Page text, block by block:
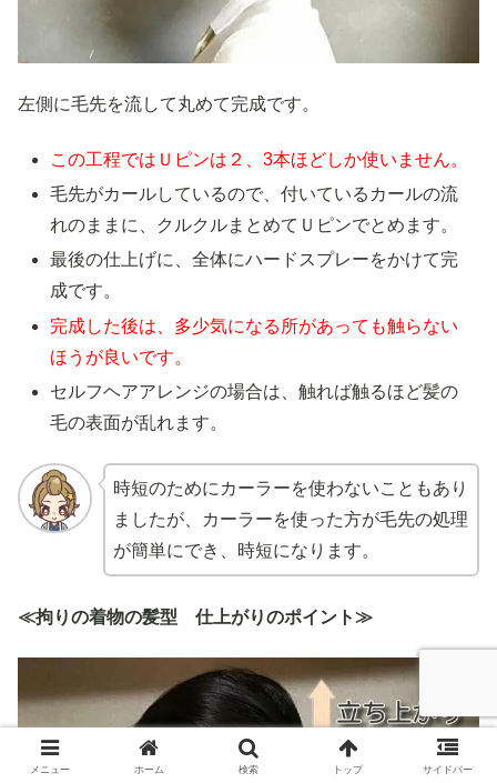
左側に毛先を流して丸めて完成です。
この工程ではＵピンは２、3本ほどしか使いません。
毛先がカールしているので、付いているカールの流
れのままに、クルクルまとめてＵピンでとめます。
最後の仕上げに、全体にハードスプレーをかけて完
成です。
完成した後は、多少気になる所があっても触らない
ほうが良いです。
セルフヘアアレンジの場合は、触れば触るほど髪の
毛の表面が乱れます。
時短のためにカーラーを使わないこともあり
ましたが、カーラーを使った方が毛先の処理
が簡単にでき、時短になります。
≪拘りの着物の髪型 仕上がりのポイント≫
メニュー ホーム 検索 トップ サイドバー